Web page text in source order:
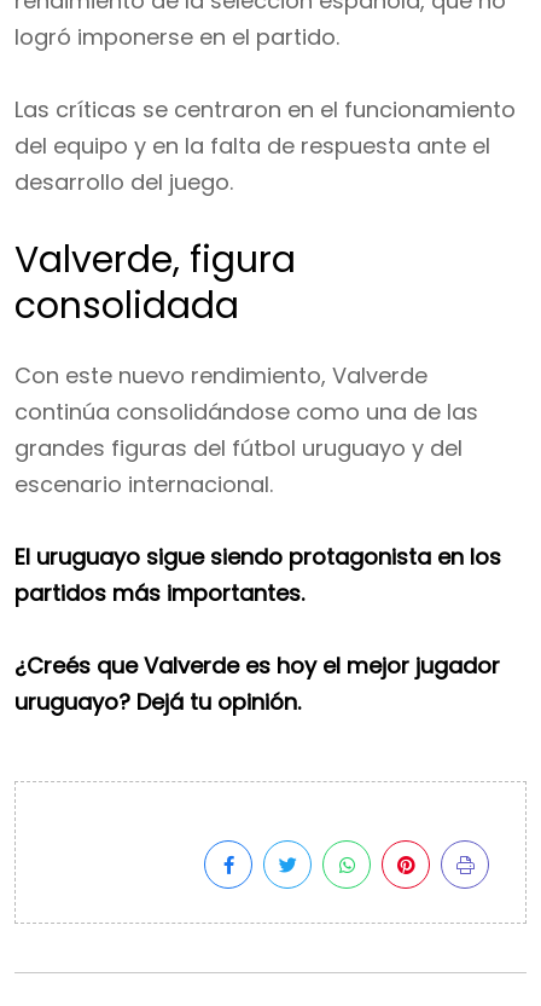
logró imponerse en el partido.
Las críticas se centraron en el funcionamiento
del equipo y en la falta de respuesta ante el
desarrollo del juego.
Valverde, figura
consolidada
Con este nuevo rendimiento, Valverde
continúa consolidándose como una de las
grandes figuras del fútbol uruguayo y del
escenario internacional.
El uruguayo sigue siendo protagonista en los
partidos más importantes.
¿Creés que Valverde es hoy el mejor jugador
uruguayo? Dejá tu opinión.